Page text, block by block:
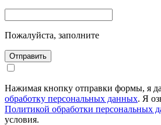
Пожалуйста, заполните
Отправить
Нажимая кнопку отправки формы, я
обработку персональных данных. Я
Политикой обработки персональных
условия.